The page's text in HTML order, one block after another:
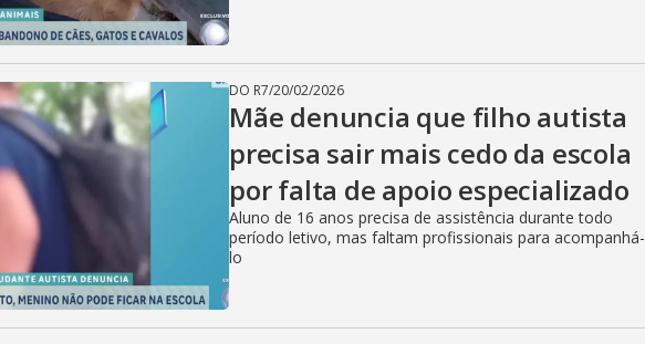
DO R7/20/02/2026
Mãe denuncia que filho autista
precisa sair mais cedo da escola
por falta de apoio especializado
Aluno de 16 anos precisa de assistência durante todo
período letivo, mas faltam profissionais para acompanhá-
lo